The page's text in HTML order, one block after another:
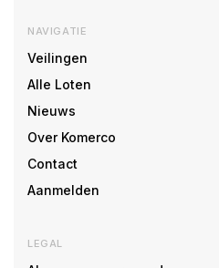
NAVIGATIE
Veilingen
Alle Loten
Nieuws
Over Komerco
Contact
Aanmelden
LEGAL